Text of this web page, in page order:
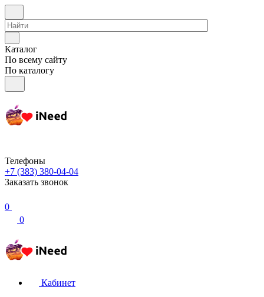
Каталог
По всему сайту
По каталогу
Телефоны
+7 (383) 380-04-04
Заказать звонок
0
0
Кабинет